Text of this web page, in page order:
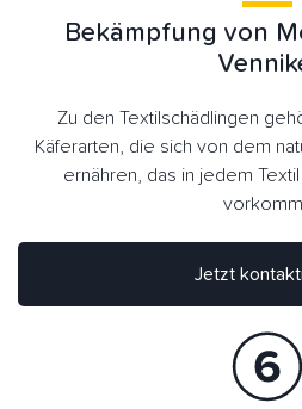
Bekämpfung von
Zu den Textilschädlingen
Käferarten, die sich von dem
ernähren, das in jedem
Jetzt